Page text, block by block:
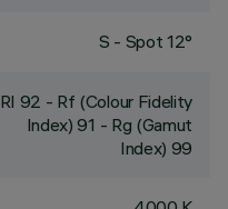
S - Spot 12°
92 - Rf (Colour Fidelity
Index) 91 - Rg (Gamut
Index) 99